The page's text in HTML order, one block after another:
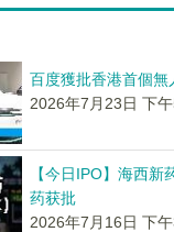
百度獲批香港首個無
2026年7月23日 下
【今日IPO】海西新
药获批
2026年7月16日 下